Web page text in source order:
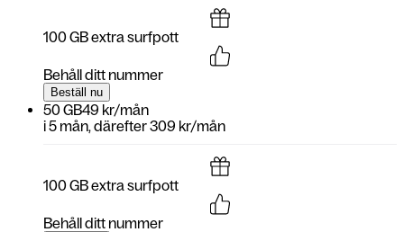
100 GB extra surfpott
Behåll ditt nummer
Beställ nu
50 GB49 kr/mån
i5 mån, därefter309 kr/mån
100 GB extra surfpott
Behåll ditt nummer